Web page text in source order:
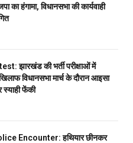
का हंगामा, विधानसभा की कार्यवाही
झारखंड की भर्ती परीक्षाओं में
विधानसभा मार्च के दौरान आइसा
स्याही फेंकी
Encounter: हथियार छीनकर